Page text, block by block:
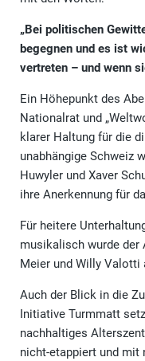
„Bei politischen
begegnen und es ist
vertreten – und wenn
Ein Höhepunkt des
Nationalrat und
klarer Haltung für die
unabhängige Schweiz
Huwyler und Xaver
ihre Anerkennung für
Für heitere
musikalisch wurde der
Meier und Willy Valotti
Auch der Blick in die
Initiative Turmmatt
nachhaltiges
nicht-etappiert und mit